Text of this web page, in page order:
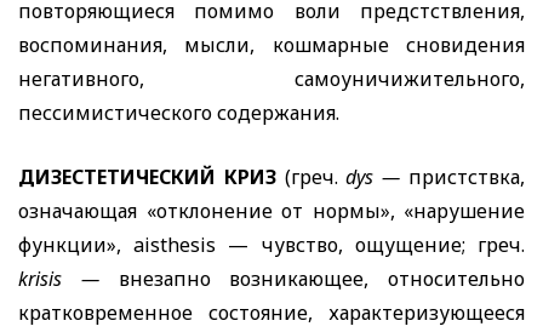
повторяющиеся помимо воли предстствления,
воспоминания, мысли, кошмарные сновидения
негативного, самоуничижительного,
пессимистического содержания.
ДИЗЕСТЕТИЧЕСКИЙ КРИЗ (греч.dys — пристствка,
означающая «отклонение от нормы», «нарушение
функции»,aisthesis — чувство, ощущение; греч.
krisis — внезапно возникающее, относительно
кратковременное состояние, характеризующееся